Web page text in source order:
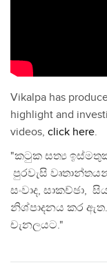
Vikalpa has
highlight and
videos, click here.
"කටුක සත්‍ය
පුරවැසි
සංවාද, සාකච්ඡා,
නිශ්පාදනය කර
චැනලයට."